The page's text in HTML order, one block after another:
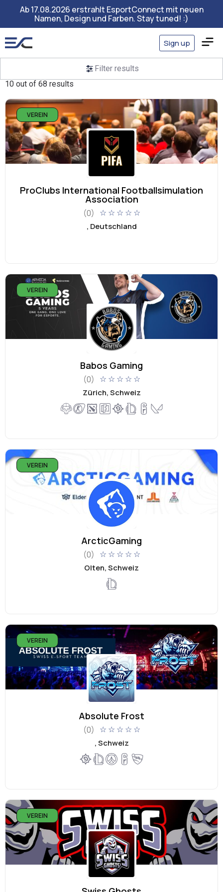
Ab 17.08.2026 erstrahlt EsportConnect mit neuen
Namen, Design und Farben. Stay tuned! :)
Sign up
Filter results
10 out of 68 results
VEREIN
ProClubs International Footballsimulation
Association
(0) ☆ ☆ ☆ ☆ ☆
, Deutschland
VEREIN
Babos Gaming
(0) ☆ ☆ ☆ ☆ ☆
Zürich, Schweiz
VEREIN
ArcticGaming
(0) ☆ ☆ ☆ ☆ ☆
Olten, Schweiz
VEREIN
Absolute Frost
(0) ☆ ☆ ☆ ☆ ☆
, Schweiz
VEREIN